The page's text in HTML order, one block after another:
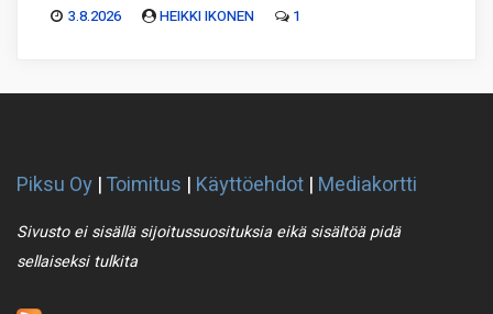
3.8.2026 HEIKKI IKONEN 1
Piksu Oy |Toimitus | Käyttöehdot | Mediakortti
Sivusto ei sisällä sijoitussuosituksia eikä sisältöä pidä
sellaiseksi tulkita